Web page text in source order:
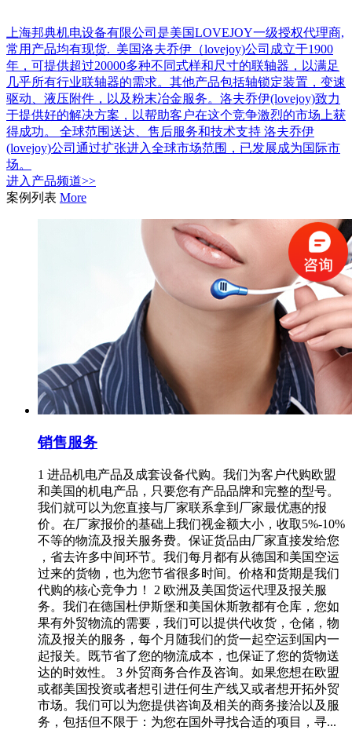
上海邦典机电设备有限公司是美国LOVEJOY一级授权代理商,
常用产品均有现货. 美国洛夫乔伊（lovejoy)公司成立于1900
年，可提供超过20000多种不同式样和尺寸的联轴器，以满足
几乎所有行业联轴器的需求。其他产品包括轴锁定装置，变速
驱动、液压附件，以及粉末冶金服务。洛夫乔伊(lovejoy)致力
于提供好的解决方案，以帮助客户在这个竞争激烈的市场上获
得成功。 全球范围送达、售后服务和技术支持 洛夫乔伊
(lovejoy)公司通过扩张进入全球市场范围，已发展成为国际市
场。
进入 产品频道>>
案例列表 More
销售服务
1 进品机电产品及成套设备代购。我们为客户代购欧盟
和美国的机电产品，只要您有产品品牌和完整的型号。
我们就可以为您直接与厂家联系拿到厂家最优惠的报
价。在厂家报价的基础上我们视金额大小，收取5%-10%
不等的物流及报关服务费。保证货品由厂家直接发给您
，省去许多中间环节。我们每月都有从德国和美国空运
过来的货物，也为您节省很多时间。价格和货期是我们
代购的核心竞争力！ 2 欧洲及美国货运代理及报关服
务。我们在德国杜伊斯堡和美国休斯敦都有仓库，您如
果有外贸物流的需要，我们可以提供代收货，仓储，物
流及报关的服务，每个月随我们的货一起空运到国内一
起报关。既节省了您的物流成本，也保证了您的货物送
达的时效性。 3 外贸商务合作及咨询。如果您想在欧盟
或都美国投资或者想引进任何生产线又或者想开拓外贸
市场。我们可以为您提供咨询及相关的商务接洽以及服
务，包括但不限于：为您在国外寻找合适的项目，寻...